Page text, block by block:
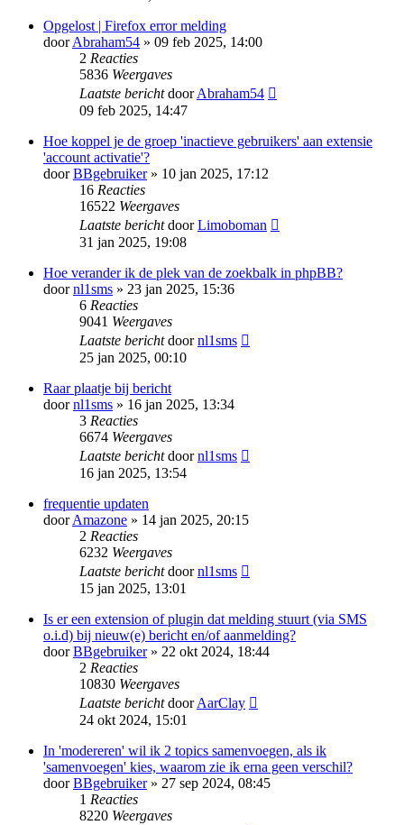
Opgelost | Firefox error melding
doorAbraham54 » 09 feb 2025, 14:00
2 Reacties
5836 Weergaves
Laatste berichtdoorAbraham54
09 feb 2025, 14:47
Hoe koppel je de groep 'inactieve gebruikers' aan extensie
'account activatie'?
doorBBgebruiker» 10 jan 2025, 17:12
16 Reacties
16522 Weergaves
Laatste berichtdoorLimoboman
31 jan 2025, 19:08
Hoe verander ik de plek van de zoekbalk in phpBB?
doornl1sms » 23 jan 2025, 15:36
6 Reacties
9041 Weergaves
Laatste berichtdoornl1sms
25 jan 2025, 00:10
Raar plaatje bij bericht
doornl1sms » 16 jan 2025, 13:34
3 Reacties
6674 Weergaves
Laatste berichtdoornl1sms
16 jan 2025, 13:54
frequentie updaten
doorAmazone » 14 jan 2025, 20:15
2 Reacties
6232 Weergaves
Laatste berichtdoornl1sms
15 jan 2025, 13:01
Is er een extension of plugin dat melding stuurt (via SMS
o.i.d) bij nieuw(e) bericht en/of aanmelding?
doorBBgebruiker» 22 okt 2024, 18:44
2 Reacties
10830 Weergaves
Laatste berichtdoorAarClay
24 okt 2024, 15:01
In 'modereren' wil ik 2 topics samenvoegen, als ik
'samenvoegen' kies, waarom zie ik erna geen verschil?
doorBBgebruiker» 27 sep 2024, 08:45
1 Reacties
8220 Weergaves